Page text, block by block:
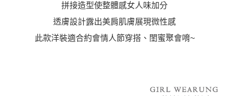
拼接造型使整體感女人味加分
透膚設計露出美肩肌膚展現微性感
此款洋裝適合約會情人節穿搭、閨蜜聚會唷~